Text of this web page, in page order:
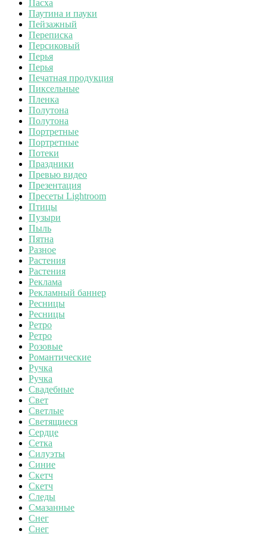
Пасха
Паутина и пауки
Пейзажный
Переписка
Персиковый
Перья
Перья
Печатная продукция
Пиксельные
Пленка
Полутона
Полутона
Портретные
Портретные
Потеки
Праздники
Превью видео
Презентация
Пресеты Lightroom
Птицы
Пузыри
Пыль
Пятна
Разное
Растения
Растения
Реклама
Рекламный баннер
Ресницы
Ресницы
Ретро
Ретро
Розовые
Романтические
Ручка
Ручка
Свадебные
Свет
Светлые
Светящиеся
Сердце
Сетка
Силуэты
Синие
Скетч
Скетч
Следы
Смазанные
Снег
Снег